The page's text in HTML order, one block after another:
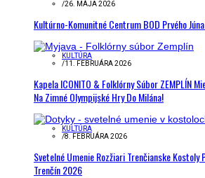
/26. MÁJA 2026
Kultúrno-Komunitné Centrum BOD Prvého
KULTÚRA
/11. FEBRUÁRA 2026
Kapela ICONITO & Folklórny Súbor ZEMPLÍN
Na Zimné Olympijské Hry Do Milána!
KULTÚRA
/8. FEBRUÁRA 2026
Svetelné Umenie Rozžiari Trenčianske Kostoly
Trenčín 2026